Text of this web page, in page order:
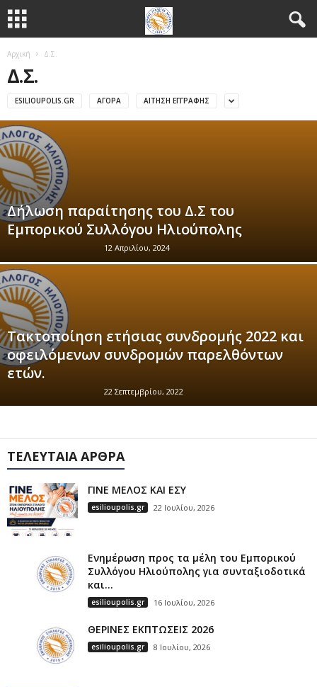
Αρχική Δ.Σ.
Δ.Σ.
ESILIOUPOLIS.GR ΑΓΟΡΆ ΑΊΤΗΣΗ ΕΓΓΡΑΦΉΣ
Δήλωση παραίτησης του Δ.Σ του
Εμπορικού Συλλόγου Ηλιούπολης
12 Απριλίου, 2024
Τακτοποίηση ετήσιας συνδρομής 2022 και
οφειλόμενων συνδρομών παρελθόντων
ετών.
22 Σεπτεμβρίου, 2022
ΤΕΛΕΥΤΑΊΑ ΆΡΘΡΑ
ΓΙΝΕ ΜΕΛΟΣ ΚΑΙ ΕΣΥ
esilioupolis.gr 22 Ιουλίου, 2026
Ενημέρωση προς τα μέλη του Εμπορικού
Συλλόγου Ηλιούπολης για συνταξιοδοτικά
και...
esilioupolis.gr 16 Ιουλίου, 2026
ΘΕΡΙΝΕΣ ΕΚΠΤΩΣΕΙΣ 2026
esilioupolis.gr 8 Ιουλίου, 2026